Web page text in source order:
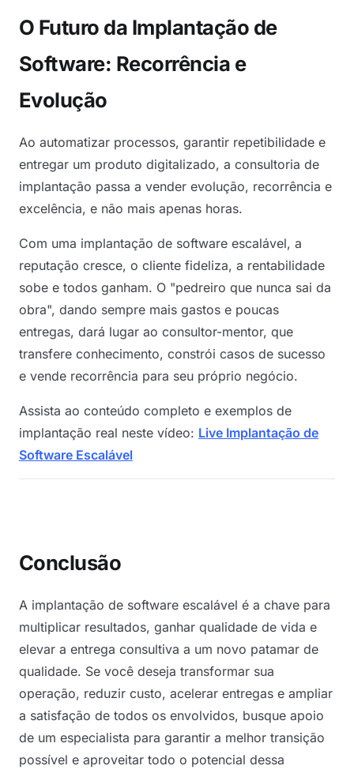
O Futuro da Implantação de
Software: Recorrência e
Evolução
Ao automatizar processos, garantir repetibilidade e
entregar um produto digitalizado, a consultoria de
implantação passa a vender evolução, recorrência e
excelência, e não mais apenas horas.
Com uma implantação de software escalável, a
reputação cresce, o cliente fideliza, a rentabilidade
sobe e todos ganham. O "pedreiro que nunca sai da
obra", dando sempre mais gastos e poucas
entregas, dará lugar ao consultor-mentor, que
transfere conhecimento, constrói casos de sucesso
e vende recorrência para seu próprio negócio.
Assista ao conteúdo completo e exemplos de
implantação real neste vídeo: Live Implantação de
Software Escalável
Conclusão
A implantação de software escalável é a chave para
multiplicar resultados, ganhar qualidade de vida e
elevar a entrega consultiva a um novo patamar de
qualidade. Se você deseja transformar sua
operação, reduzir custo, acelerar entregas e ampliar
a satisfação de todos os envolvidos, busque apoio
de um especialista para garantir a melhor transição
possível e aproveitar todo o potencial dessa